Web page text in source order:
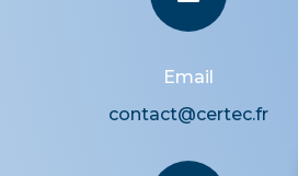
Email
contact@certec.fr